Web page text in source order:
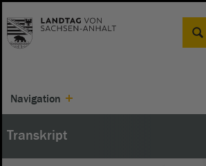
Suche
Navigation
Transkript